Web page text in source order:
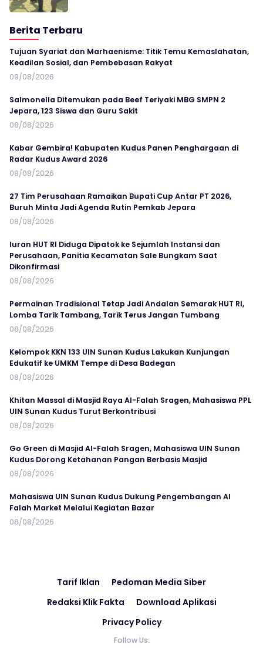
Berita Terbaru
Tujuan Syariat dan Marhaenisme: Titik Temu Kemaslahatan,
Keadilan Sosial, dan Pembebasan Rakyat
09/08/2026
Salmonella Ditemukan pada Beef Teriyaki MBG SMPN 2
Jepara, 123 Siswa dan Guru Sakit
08/08/2026
Kabar Gembira! Kabupaten Kudus Panen Penghargaan di
Radar Kudus Award 2026
08/08/2026
27 Tim Perusahaan Ramaikan Bupati Cup Antar PT 2026,
Buruh Minta Jadi Agenda Rutin Pemkab Jepara
08/08/2026
Iuran HUT RI Diduga Dipatok ke Sejumlah Instansi dan
Perusahaan, Panitia Kecamatan Sale Bungkam Saat
Dikonfirmasi
08/08/2026
Permainan Tradisional Tetap Jadi Andalan Semarak HUT RI,
Lomba Tarik Tambang, Tarik Terus Jangan Tumbang
08/08/2026
Kelompok KKN 133 UIN Sunan Kudus Lakukan Kunjungan
Edukatif ke UMKM Tempe di Desa Badegan
08/08/2026
Khitan Massal di Masjid Raya Al-Falah Sragen, Mahasiswa PPL
UIN Sunan Kudus Turut Berkontribusi
08/08/2026
Go Green di Masjid Al-Falah Sragen, Mahasiswa UIN Sunan
Kudus Dorong Ketahanan Pangan Berbasis Masjid
08/08/2026
Mahasiswa UIN Sunan Kudus Dukung Pengembangan Al
Falah Market Melalui Kegiatan Bazar
08/08/2026
Tarif Iklan
Pedoman Media Siber
Redaksi Klik Fakta
Download Aplikasi
Privacy Policy
Follow Us: